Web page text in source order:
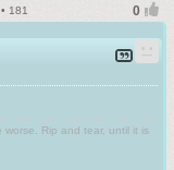
181
Rip and tear, until it is